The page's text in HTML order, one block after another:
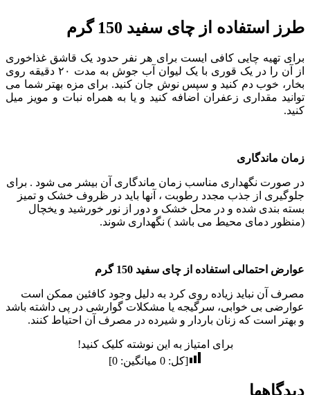
طرز استفاده از چای سفید 150 گرم
برای تهیه چایی کافی ایست برای هر نفر حدود یک قاشق غذاخوری
از آن را در یک قوری با یک لیوان آب جوش به مدت ۲۰ دقیقه روی
بخار، خوب دم کنید و سپس نوش جان کنید. برای مزه بهتر شما می
توانید مقداری زعفران اضافه کنید و یا به همراه نبات و مویز میل
کنید.
زمان ماندگاری
در صورت نگهداری مناسب زمان ماندگاری آن بیشر می شود . برای
جلوگیری از جذب مجدد رطوبت ، آنها باید در ظروف خشک و تمیز
بسته بندی شده و در محل خشک و دور از نور خورشید و یخچال
(منظور دمای محیط می باشد ) نگهداری شوند.
عوارض احتمالی استفاده از چای سفید 150 گرم
مصرف آن نباید زیاده روی کرد به دلیل وجود کافئین ممکن است
عوارضی بی خوابی، سرگیجه یا مشکلات گوارشی در پی داشته باشد
و بهتر است که زنان باردار و شیرده در مصرف آن احتیاط کنند.
برای امتیاز به این نوشته کلیک کنید!
[کل:0 میانگین:0
]
دیدگاهها